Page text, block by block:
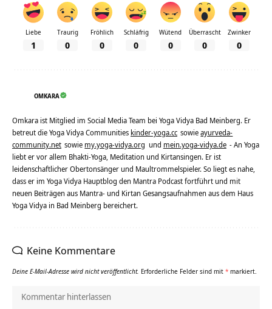
Liebe
1
Traurig
0
Fröhlich
0
Schläfrig
0
Wütend
0
Überrascht
0
Zwinker
0
OMKARA
Omkara ist Mitglied im Social Media Team bei Yoga Vidya Bad Meinberg. Er
betreut die Yoga Vidya Communities kinder-yoga.cc sowieayurveda-
community.net sowie my.yoga-vidya.org und mein.yoga-vidya.de - An Yoga
liebt er vor allem Bhakti-Yoga, Meditation und Kirtansingen. Er ist
leidenschaftlicher Obertonsänger und Maultrommelspieler. So liegt es nahe,
dass er im Yoga Vidya Hauptblog den Mantra Podcast fortführt und mit
neuen Beiträgen aus Mantra- und Kirtan Gesangsaufnahmen aus dem Haus
Yoga Vidya in Bad Meinberg bereichert.
Keine Kommentare
Deine E-Mail-Adresse wird nicht veröffentlicht. Erforderliche Felder sind mit * markiert.